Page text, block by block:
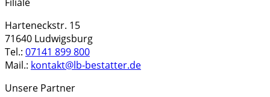
Harteneckstr. 15
71640 Ludwigsburg
Tel.: 07141 899 800
Mail.: kontakt@lb-bestatter.de
Unsere Partner